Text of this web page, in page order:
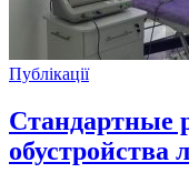
Публікації
Стандартные
обустройства